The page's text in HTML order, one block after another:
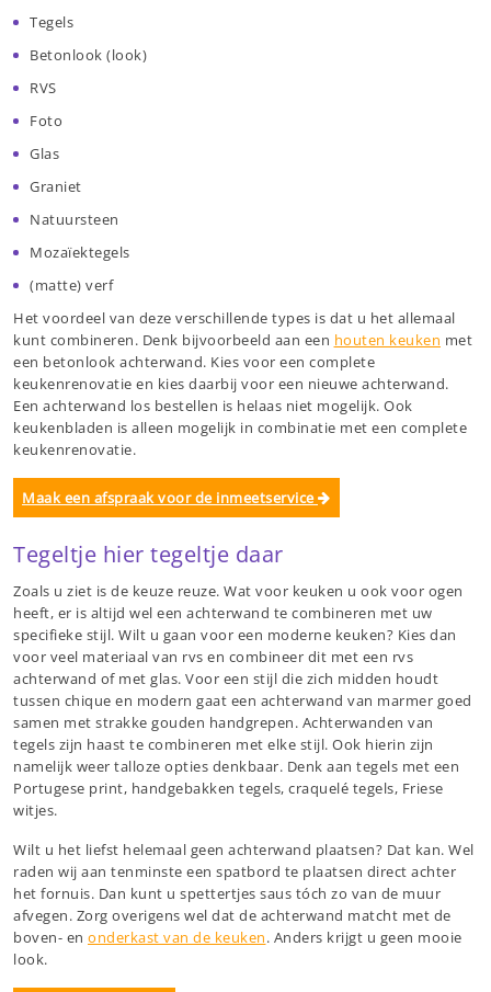
Tegels
Betonlook (look)
RVS
Foto
Glas
Graniet
Natuursteen
Mozaïektegels
(matte) verf
Het voordeel van deze verschillende types is dat u het allemaal
kunt combineren. Denk bijvoorbeeld aan een houten keuken met
een betonlook achterwand. Kies voor een complete
keukenrenovatie en kies daarbij voor een nieuwe achterwand.
Een achterwand los bestellen is helaas niet mogelijk. Ook
keukenbladen is alleen mogelijk in combinatie met een complete
keukenrenovatie.
Maak een afspraak voor de inmeetservice
Tegeltje hier tegeltje daar
Zoals u ziet is de keuze reuze. Wat voor keuken u ook voor ogen
heeft, er is altijd wel een achterwand te combineren met uw
specifieke stijl. Wilt u gaan voor een moderne keuken? Kies dan
voor veel materiaal van rvs en combineer dit met een rvs
achterwand of met glas. Voor een stijl die zich midden houdt
tussen chique en modern gaat een achterwand van marmer goed
samen met strakke gouden handgrepen. Achterwanden van
tegels zijn haast te combineren met elke stijl. Ook hierin zijn
namelijk weer talloze opties denkbaar. Denk aan tegels met een
Portugese print, handgebakken tegels, craquelé tegels, Friese
witjes.
Wilt u het liefst helemaal geen achterwand plaatsen? Dat kan. Wel
raden wij aan tenminste een spatbord te plaatsen direct achter
het fornuis. Dan kunt u spettertjes saus tóch zo van de muur
afvegen. Zorg overigens wel dat de achterwand matcht met de
boven- en onderkast van de keuken. Anders krijgt u geen mooie
look.